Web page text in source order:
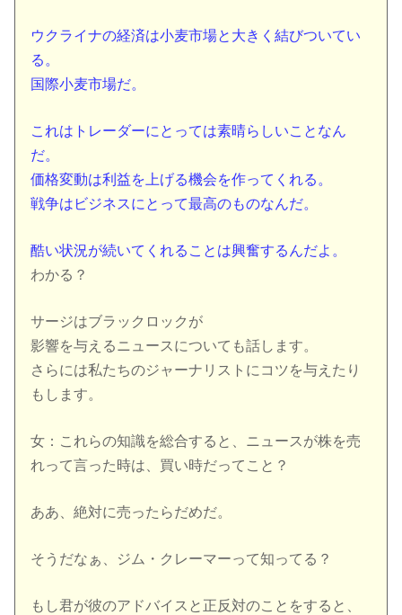
ウクライナの経済は小麦市場と大きく結びついてい
る。
国際小麦市場だ。
これはトレーダーにとっては素晴らしいことなん
だ。
価格変動は利益を上げる機会を作ってくれる。
戦争はビジネスにとって最高のものなんだ。
酷い状況が続いてくれることは興奮するんだよ。
わかる？
サージはブラックロックが
影響を与えるニュースについても話します。
さらには私たちのジャーナリストにコツを与えたり
もします。
女：これらの知識を総合すると、ニュースが株を売
れって言った時は、買い時だってこと？
ああ、絶対に売ったらだめだ。
そうだなぁ、ジム・クレーマーって知ってる？
もし君が彼のアドバイスと正反対のことをすると、